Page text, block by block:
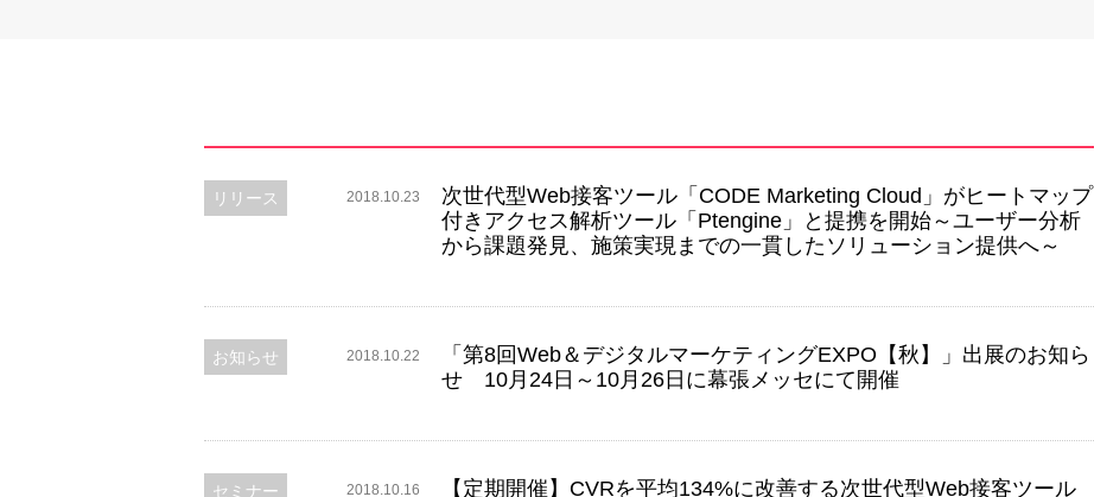
お知らせ
リリース 2018.10.23
次世代型Web接客ツール「CODE Marketing Cloud」がヒートマップ
付きアクセス解析ツール「Ptengine」と提携を開始～ユーザー分析
から課題発見、施策実現までの一貫したソリューション提供へ～
お知らせ 2018.10.22
「第8回Web＆デジタルマーケティングEXPO【秋】」出展のお知ら
せ 10月24日～10月26日に幕張メッセにて開催
セミナー 2018.10.16
【定期開催】CVRを平均134%に改善する次世代型Web接客ツール